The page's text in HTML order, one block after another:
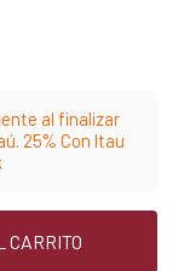
al finalizar
25% Con Itau
CARRITO